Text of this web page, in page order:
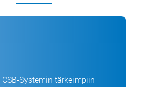
Systemin tärkeimpiin